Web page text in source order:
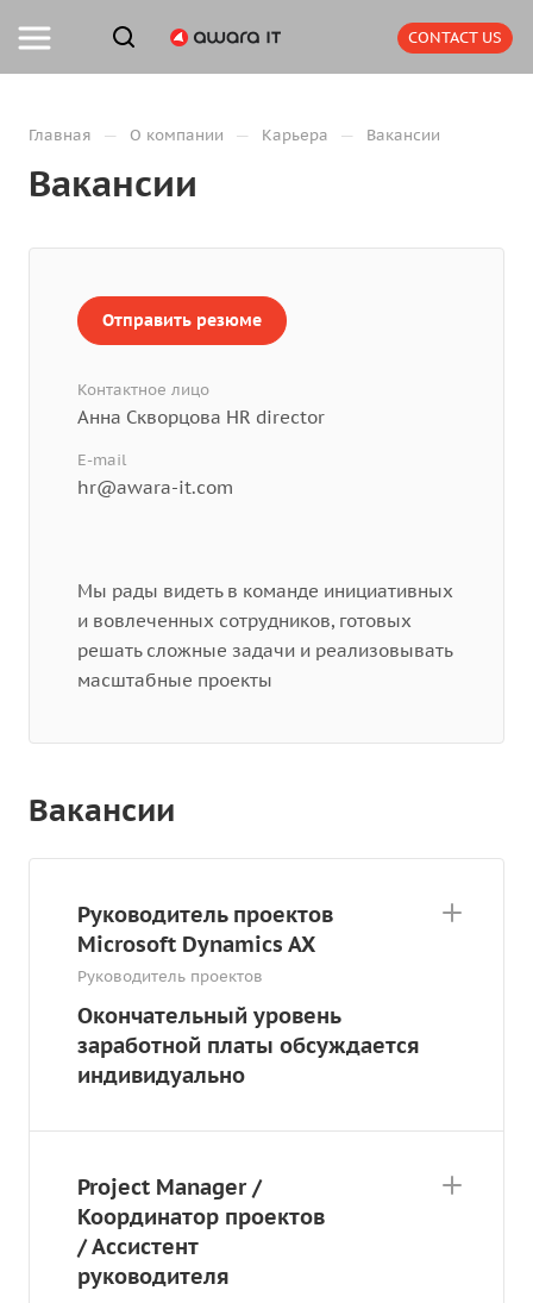
CONTACT US
Главная — О компании — Карьера — Вакансии
Вакансии
Отправить резюме
Контактное лицо
Анна Скворцова HR director
E-mail
hr@awara-it.com
Мы рады видеть в команде инициативных
и вовлеченных сотрудников, готовых
решать сложные задачи и реализовывать
масштабные проекты
Вакансии
Руководитель проектов
Microsoft Dynamics AX
Руководитель проектов
Окончательный уровень
заработной платы обсуждается
индивидуально
Project Manager /
Координатор проектов
/ Ассистент
руководителя